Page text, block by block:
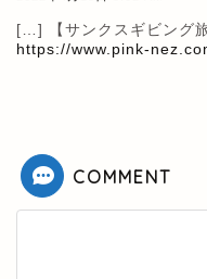
[…] 【サンクスギビング
https://www.pink-
COMMENT